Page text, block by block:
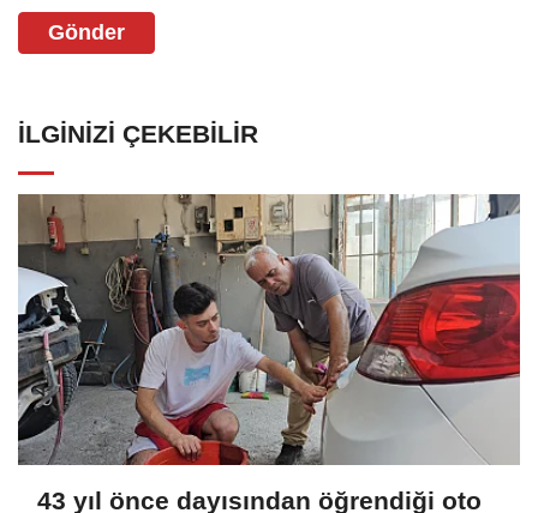
Gönder
İLGINIZI ÇEKEBILIR
43 yıl önce dayısından öğrendiği oto